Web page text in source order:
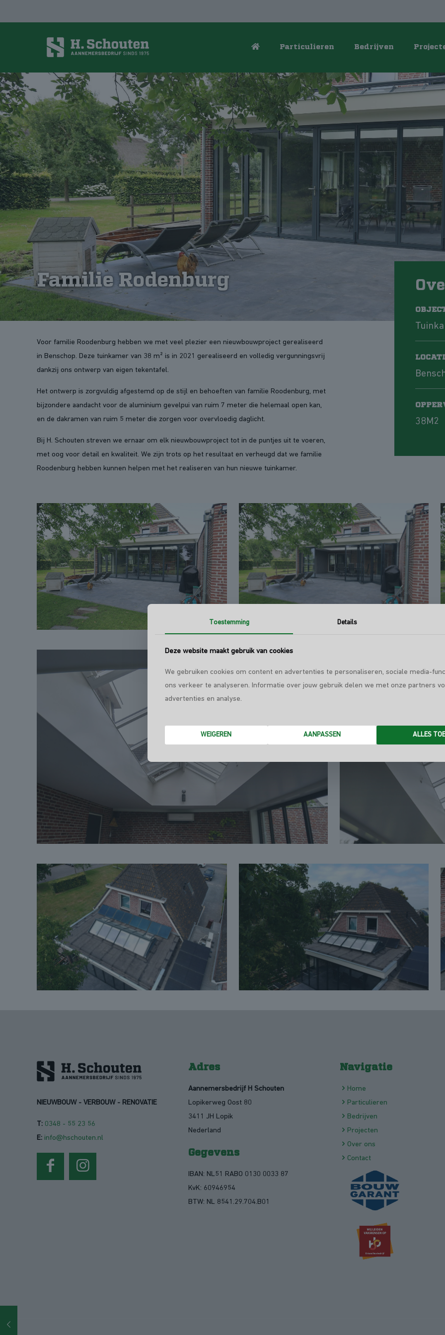
Particulieren Bedrijven
Familie Rodenburg
Voor familie Roodenburg hebben we met veel plezier een nieuwbouwproject gerealiseerd
in Benschop. Deze tuinkamer van 38 m² is in 2021 gerealiseerd en volledig vergunningsvrij
dankzij ons ontwerp van eigen tekentafel.
Het ontwerp is zorgvuldig afgestemd op de stijl en behoeften van familie Roodenburg, met
bijzondere aandacht voor de aluminium gevelpui van ruim 7 meter die helemaal open kan,
en de dakramen van ruim 5 meter die zorgen voor overvloedig daglicht.
Bij H. Schouten streven we ernaar om elk nieuwbouwproject tot in de puntjes uit te voeren,
met oog voor detail en kwaliteit. We zijn trots op het resultaat en verheugd dat we familie
Roodenburg hebben kunnen helpen met het realiseren van hun nieuwe tuinkamer.
38M2
NIEUWBOUW - VERBOUW - RENOVATIE
T: 0348 - 55 23 56
E: info@hschouten.nl
Adres
Aannemersbedrijf H Schouten
Lopikerweg Oost 80
3411 JH Lopik
Nederland
Gegevens
IBAN: NL51 RABO 0130 0033 87
KvK: 60946954
BTW: NL 8541.29.704.B01
Navigatie
Home
Particulieren
Bedrijven
Projecten
Over ons
Contact
Toestemming Details
Deze website maakt gebruik van cookies
We gebruiken cookies om content en advertenties te personaliseren, sociale media-
ons verkeer te analyseren. Informatie over jouw gebruik delen we met onze partners
advertenties en analyse.
WEIGEREN AANPASSEN ALLES